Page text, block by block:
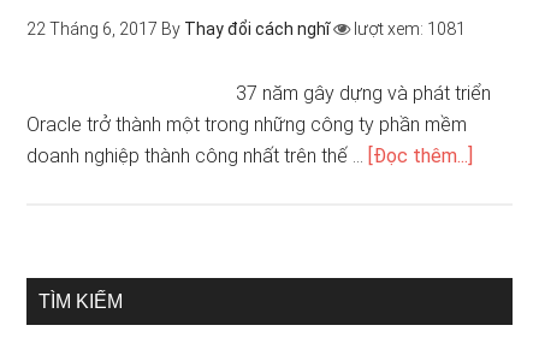
22 Tháng 6, 2017 By Thay đổi cách nghĩ lượt xem: 1081
37 năm gây dựng và phát triển
Oracle trở thành một trong những công ty phần mềm
doanh nghiệp thành công nhất trên thế … [Đọc thêm...]
TÌM KIẾM